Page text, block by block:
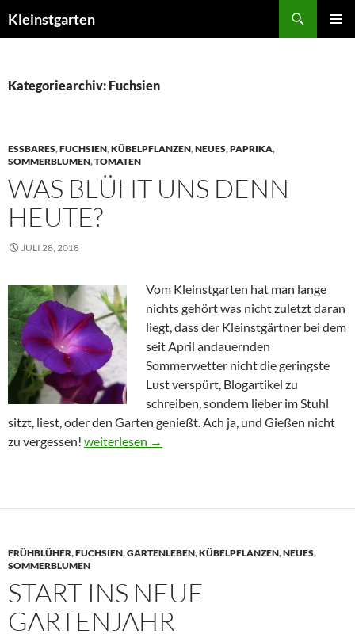
Inhalt
Kleinstgarten
Kategoriearchiv: Fuchsien
ESSBARES,FUCHSIEN,KÜBELPFLANZEN,NEUES,PAPRIKA,
SOMMERBLUMEN,TOMATEN
WAS BLÜHT UNS DENN
HEUTE?
JULI 28, 2018
Vom Kleinstgarten hat man lange
nichts gehört was nicht zuletzt daran
liegt, dass der Kleinstgärtner bei dem
seit April andauernden
Sommerwetter nicht die geringste
Lust verspürt, Blogartikel zu
schreiben, sondern lieber im Stuhl
sitzt, liest, oder den Garten genießt. Ach ja, und Gießen nicht
zu vergessen! Was blüht uns denn heute?
weiterlesen →
FRÜHBLÜHER,FUCHSIEN,GARTENLEBEN,KÜBELPFLANZEN,NEUES,
SOMMERBLUMEN
START INS NEUE
GARTENJAHR